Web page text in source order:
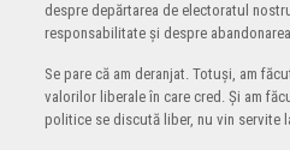
despre depărtarea de electoratul
responsabilitate și despre
Se pare că am deranjat. Totuși, am
valorilor liberale în care cred. Și am
politice se discută liber, nu vin servite